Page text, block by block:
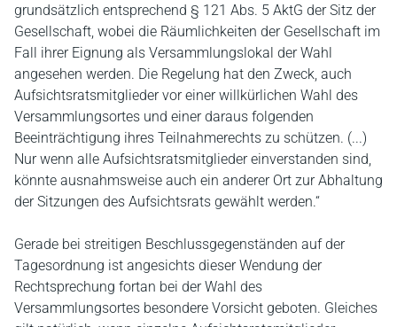
grundsätzlich entsprechend § 121 Abs. 5 AktG der Sitz der
Gesellschaft, wobei die Räumlichkeiten der Gesellschaft im
Fall ihrer Eignung als Versammlungslokal der Wahl
angesehen werden. Die Regelung hat den Zweck, auch
Aufsichtsratsmitglieder vor einer willkürlichen Wahl des
Versammlungsortes und einer daraus folgenden
Beeinträchtigung ihres Teilnahmerechts zu schützen. (...)
Nur wenn alle Aufsichtsratsmitglieder einverstanden sind,
könnte ausnahmsweise auch ein anderer Ort zur Abhaltung
der Sitzungen des Aufsichtsrats gewählt werden.“
Gerade bei streitigen Beschlussgegenständen auf der
Tagesordnung ist angesichts dieser Wendung der
Rechtsprechung fortan bei der Wahl des
Versammlungsortes besondere Vorsicht geboten. Gleiches